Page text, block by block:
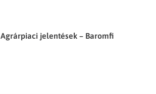
Agrárpiaci jelentések – Baromfi